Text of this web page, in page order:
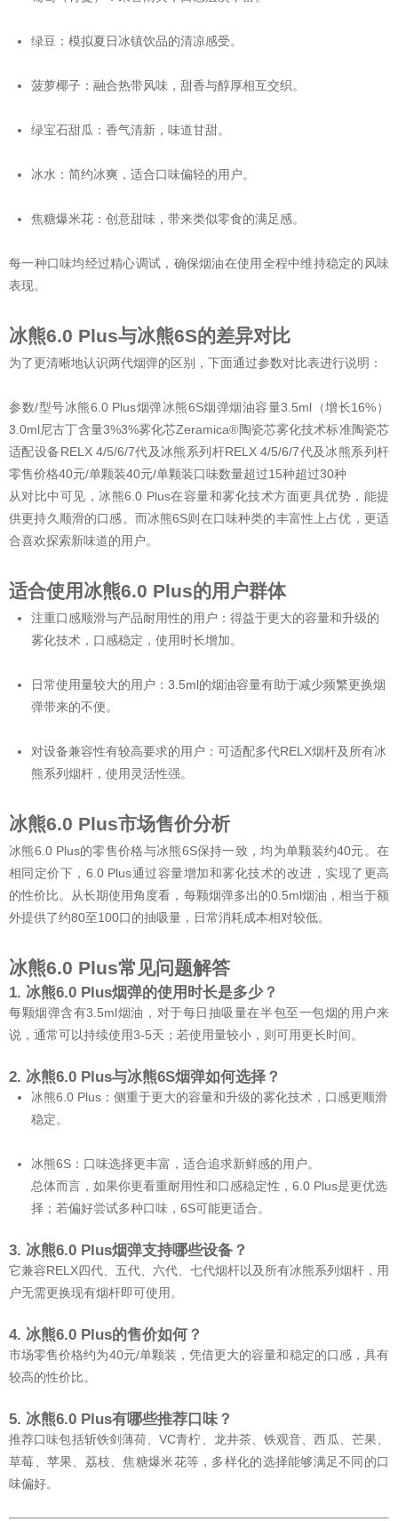
绿豆：模拟夏日冰镇饮品的清凉感受。
菠萝椰子：融合热带风味，甜香与醇厚相互交织。
绿宝石甜瓜：香气清新，味道甘甜。
冰水：简约冰爽，适合口味偏轻的用户。
焦糖爆米花：创意甜味，带来类似零食的满足感。
每一种口味均经过精心调试，确保烟油在使用全程中维持稳定的风味
表现。
冰熊6.0 Plus与冰熊6S的差异对比
为了更清晰地认识两代烟弹的区别，下面通过参数对比表进行说明：
参数/型号冰熊6.0 Plus烟弹冰熊6S烟弹烟油容量3.5ml（增长16%）
3.0ml尼古丁含量3%3%雾化芯Zeramica®陶瓷芯雾化技术标准陶瓷芯
适配设备RELX 4/5/6/7代及冰熊系列杆RELX 4/5/6/7代及冰熊系列杆
零售价格40元/单颗装40元/单颗装口味数量超过15种超过30种
从对比中可见，冰熊6.0 Plus在容量和雾化技术方面更具优势，能提
供更持久顺滑的口感。而冰熊6S则在口味种类的丰富性上占优，更适
合喜欢探索新味道的用户。
适合使用冰熊6.0 Plus的用户群体
注重口感顺滑与产品耐用性的用户：得益于更大的容量和升级的
雾化技术，口感稳定，使用时长增加。
日常使用量较大的用户：3.5ml的烟油容量有助于减少频繁更换烟
弹带来的不便。
对设备兼容性有较高要求的用户：可适配多代RELX烟杆及所有冰
熊系列烟杆，使用灵活性强。
冰熊6.0 Plus市场售价分析
冰熊6.0 Plus的零售价格与冰熊6S保持一致，均为单颗装约40元。在
相同定价下，6.0 Plus通过容量增加和雾化技术的改进，实现了更高
的性价比。从长期使用角度看，每颗烟弹多出的0.5ml烟油，相当于额
外提供了约80至100口的抽吸量，日常消耗成本相对较低。
冰熊6.0 Plus常见问题解答
1. 冰熊6.0 Plus烟弹的使用时长是多少？
每颗烟弹含有3.5ml烟油，对于每日抽吸量在半包至一包烟的用户来
说，通常可以持续使用3-5天；若使用量较小，则可用更长时间。
2. 冰熊6.0 Plus与冰熊6S烟弹如何选择？
冰熊6.0 Plus：侧重于更大的容量和升级的雾化技术，口感更顺滑
稳定。
冰熊6S：口味选择更丰富，适合追求新鲜感的用户。
总体而言，如果你更看重耐用性和口感稳定性，6.0 Plus是更优选
择；若偏好尝试多种口味，6S可能更适合。
3. 冰熊6.0 Plus烟弹支持哪些设备？
它兼容RELX四代、五代、六代、七代烟杆以及所有冰熊系列烟杆，用
户无需更换现有烟杆即可使用。
4. 冰熊6.0 Plus的售价如何？
市场零售价格约为40元/单颗装，凭借更大的容量和稳定的口感，具有
较高的性价比。
5. 冰熊6.0 Plus有哪些推荐口味？
推荐口味包括斩铁剑薄荷、VC青柠、龙井茶、铁观音、西瓜、芒果、
草莓、苹果、荔枝、焦糖爆米花等，多样化的选择能够满足不同的口
味偏好。